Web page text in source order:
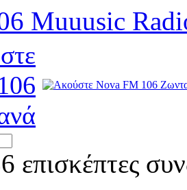
Muuusic
επισκέπτες